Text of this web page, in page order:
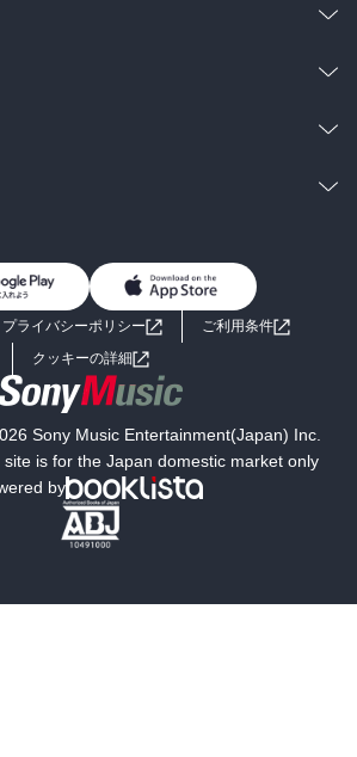
男子向けラノベ
小説
海外小説
SF
文学
お問い合わせ
プライバシーポリシー
ご利用条件
クッキーの詳細
Sony Music Entertainment(Japan) Inc.
is for the Japan domestic market only
by